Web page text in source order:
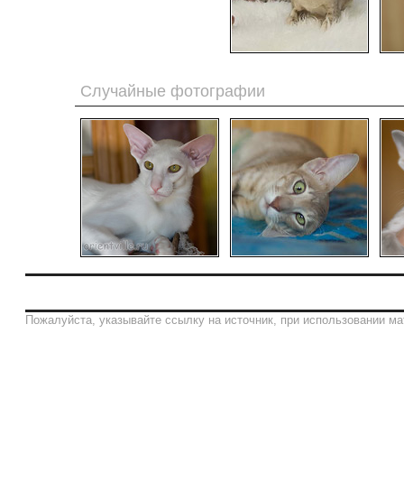
Случайные фотографии
Пожалуйста, указывайте ссылку на источник, при использовании